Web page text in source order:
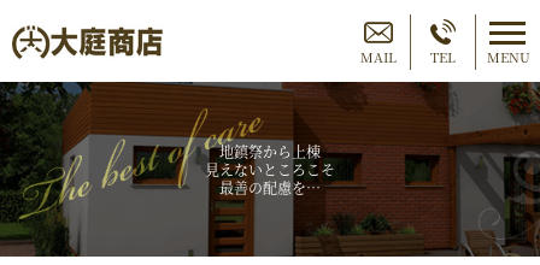
MAIL TEL MENU
地鎮祭から上棟
見えないところこそ
最善の配慮を…